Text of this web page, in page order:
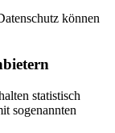
können
statistisch
sogenannten